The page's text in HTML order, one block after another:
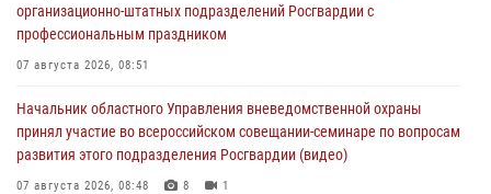
организационно-штатных подразделений Росгвардии с
профессиональным праздником
07 августа 2026, 08:51
Начальник областного Управления вневедомственной охраны
принял участие во всероссийском совещании-семинаре по вопросам
развития этого подразделения Росгвардии (видео)
07 августа 2026, 08:48 8 1